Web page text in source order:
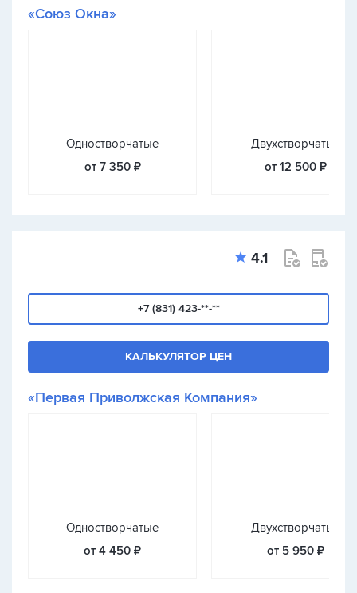
«Союз Окна»
Одностворчатые
от 7 350 ₽
Двухстворчатые
от 12 500 ₽
4.1
+7 (831) 423-**-**
КАЛЬКУЛЯТОР ЦЕН
«Первая Приволжская Компания»
Одностворчатые
от 4 450 ₽
Двухстворчатые
от 5 950 ₽